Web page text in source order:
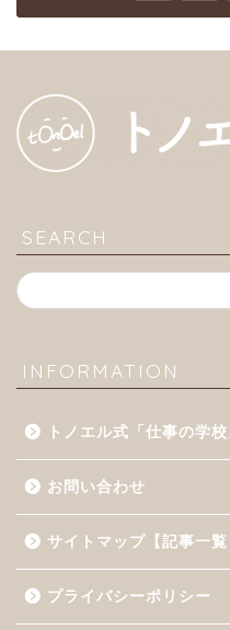
SEARCH
INFORMATION
トノエル式「仕事の学
お問い合わせ
サイトマップ【記事一覧
プライバシーポリシー